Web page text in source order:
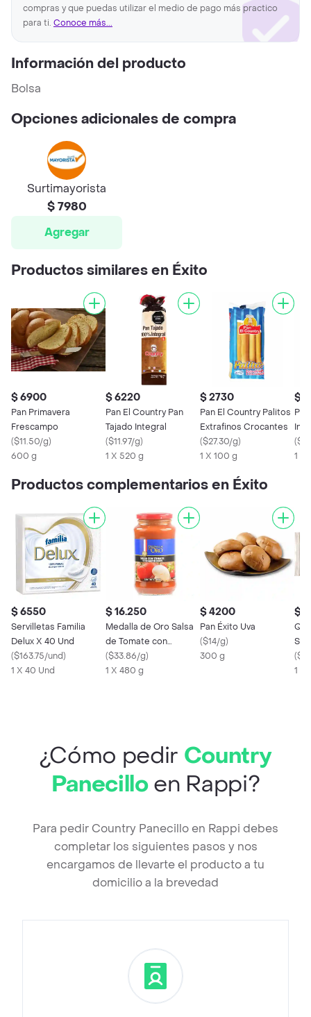
compras y que puedas utilizar el medio de pago más practico
para ti. Conoce más...
Información del producto
Bolsa
Opciones adicionales de compra
Surtimayorista
$ 7980
Agregar
Productos similares en Éxito
$ 6900
Pan Primavera
Frescampo
($11.50/g)
600 g
$ 6220
Pan El Country Pan
Tajado Integral
($11.97/g)
1 X 520 g
$ 2730
Pan El Country Palitos
Extrafinos Crocantes
($27.30/g)
1 X 100 g
$
(
1 X
Productos complementarios en Éxito
$ 6550
Servilletas Familia
Delux X 40 Und
($163.75/und)
1 X 40 Und
$ 16.250
Medalla de Oro Salsa
de Tomate con
Champiñones
($33.86/g)
1 X 480 g
$ 4200
Pan Éxito Uva
($14/g)
300 g
$
(
1 X
¿Cómo pedir Country
Panecilloen Rappi?
Para pedir Country Panecillo en Rappi debes
completar los siguientes pasos y nos
encargamos de llevarte el producto a tu
domicilio a la brevedad